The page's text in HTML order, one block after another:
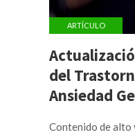
ARTÍCULO
del
Ansiedad
Contenido de alto